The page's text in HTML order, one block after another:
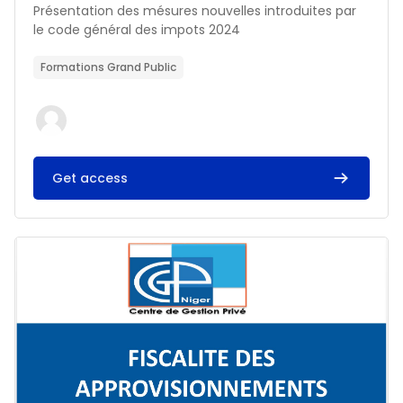
Résumé du cours :
Présentation des mésures nouvelles introduites par
le code général des impots 2024
Formations Grand Public
Get access
Image du cours FISCALITE DES APPROVISIONNEMENTS